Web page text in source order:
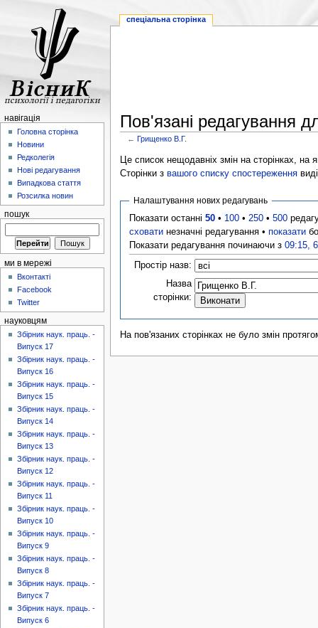
Пов'язані редагування
←Грищенко В.Г.
Це список нещодавніх змін на сторінках, на
Сторінки з вашого списку спостереження
Налаштування нових редагувань
Показати останні50 • 100 • 250 •500
сховати незначні редагування •показати
Показати редагування починаючи з09:15,
Простір назв:
Назва
сторінки:
На пов'язаних сторінках не було змін
спеціальна сторінка
навігація
Головна сторінка
Новини
Редколегія
Нові редагування
Випадкова стаття
Розсилка новин
пошук
ми в мережі
Вконтакті
Facebook
Twitter
науковцям
Збірник наук. праць. -
Випуск 17
Збірник наук. праць. -
Випуск 16
Збірник наук. праць. -
Випуск 15
Збірник наук. праць. -
Випуск 14
Збірник наук. праць. -
Випуск 13
Збірник наук. праць. -
Випуск 12
Збірник наук. праць. -
Випуск 11
Збірник наук. праць. -
Випуск 10
Збірник наук. праць. -
Випуск 9
Збірник наук. праць. -
Випуск 8
Збірник наук. праць. -
Випуск 7
Збірник наук. праць. -
Випуск 6